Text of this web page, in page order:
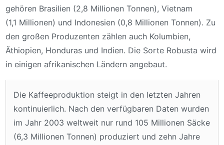
gehören Brasilien (2,8 Millionen Tonnen), Vietnam
(1,1 Millionen) und Indonesien (0,8 Millionen Tonnen). Zu
den großen Produzenten zählen auch Kolumbien,
Äthiopien, Honduras und Indien. Die Sorte Robusta wird
in einigen afrikanischen Ländern angebaut.
Die Kaffeeproduktion steigt in den letzten Jahren
kontinuierlich. Nach den verfügbaren Daten wurden
im Jahr 2003 weltweit nur rund 105 Millionen Säcke
(6,3 Millionen Tonnen) produziert und zehn Jahre